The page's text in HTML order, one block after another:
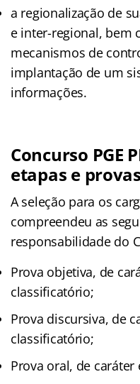
a regionalização de
e inter-regional, bem
mecanismos de
implantação de um
informações.
Concurso PGE
etapas e provas
A seleção para os
compreendeu as
responsabilidade do
Prova objetiva, de
classificatório;
Prova discursiva, de
classificatório;
Prova oral, de